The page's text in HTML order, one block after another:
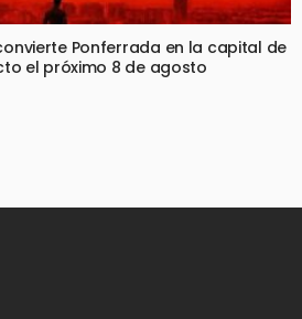
Ponferrada en la capital de
el próximo 8 de agosto